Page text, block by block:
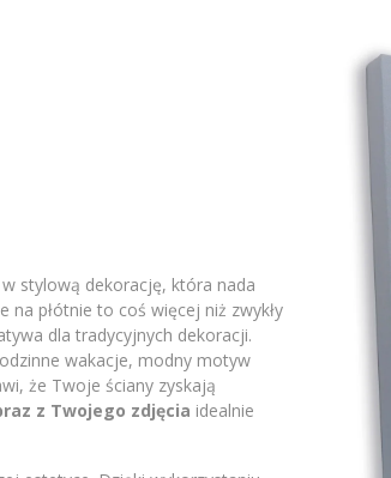
stylową dekorację, która nada
płótnie to coś więcej niż zwykły
dla tradycyjnych dekoracji.
wakacje, modny motyw
że Twoje ściany zyskają
z Twojego zdjęcia idealnie